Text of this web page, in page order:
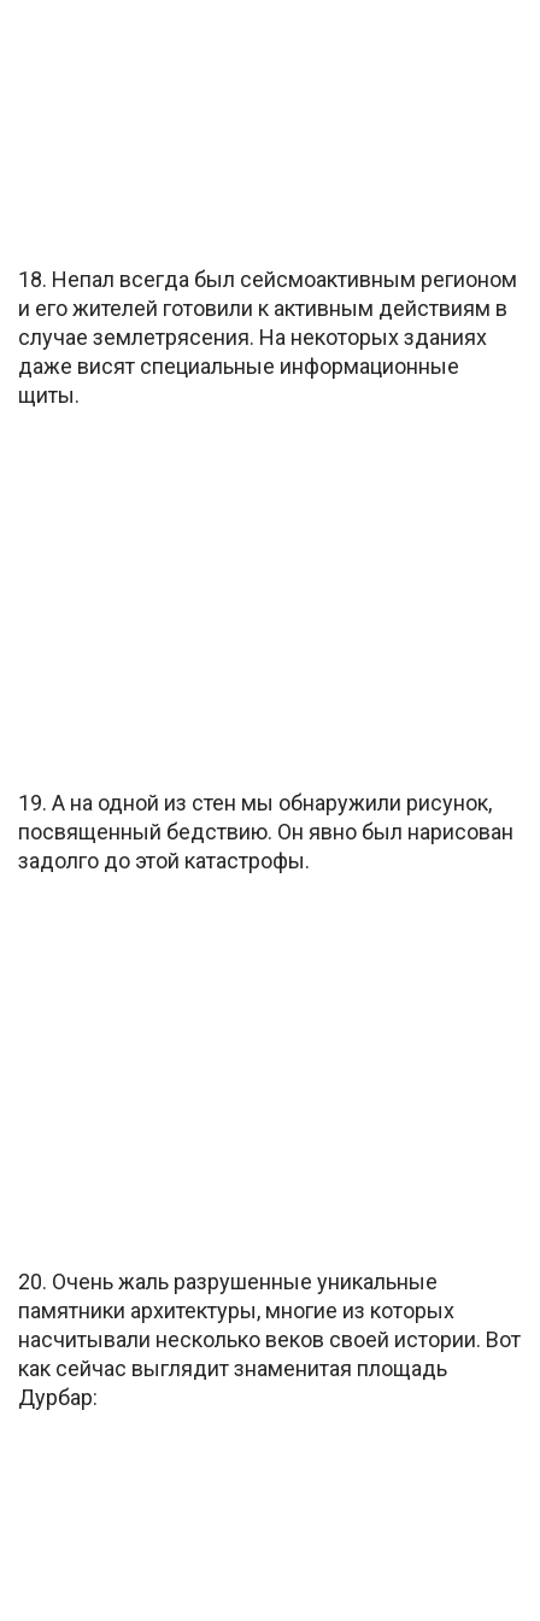
18. Непал всегда был сейсмоактивным регионом
и его жителей готовили к активным действиям в
случае землетрясения. На некоторых зданиях
даже висят специальные информационные
щиты.
19. А на одной из стен мы обнаружили рисунок,
посвященный бедствию. Он явно был нарисован
задолго до этой катастрофы.
20. Очень жаль разрушенные уникальные
памятники архитектуры, многие из которых
насчитывали несколько веков своей истории. Вот
как сейчас выглядит знаменитая площадь
Дурбар: